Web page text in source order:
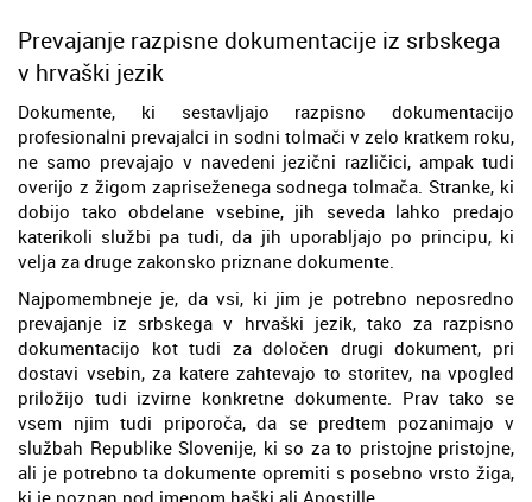
Prevajanje razpisne dokumentacije iz srbskega
v hrvaški jezik
Dokumente, ki sestavljajo razpisno dokumentacijo
profesionalni prevajalci in sodni tolmači v zelo kratkem roku,
ne samo prevajajo v navedeni jezični različici, ampak tudi
overijo z žigom zapriseženega sodnega tolmača. Stranke, ki
dobijo tako obdelane vsebine, jih seveda lahko predajo
katerikoli službi pa tudi, da jih uporabljajo po principu, ki
velja za druge zakonsko priznane dokumente.
Najpomembneje je, da vsi, ki jim je potrebno neposredno
prevajanje iz srbskega v hrvaški jezik, tako za razpisno
dokumentacijo kot tudi za določen drugi dokument, pri
dostavi vsebin, za katere zahtevajo to storitev, na vpogled
priložijo tudi izvirne konkretne dokumente. Prav tako se
vsem njim tudi priporoča, da se predtem pozanimajo v
službah Republike Slovenije, ki so za to pristojne pristojne,
ali je potrebno ta dokumente opremiti s posebno vrsto žiga,
ki je poznan pod imenom haški ali Apostille.